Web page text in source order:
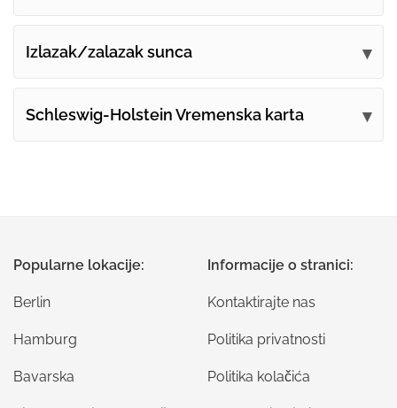
Izlazak/zalazak sunca
Schleswig-Holstein Vremenska karta
Popularne lokacije:
Berlin
Hamburg
Bavarska
Informacije o stranici:
Kontaktirajte nas
Politika privatnosti
Politika kolačića